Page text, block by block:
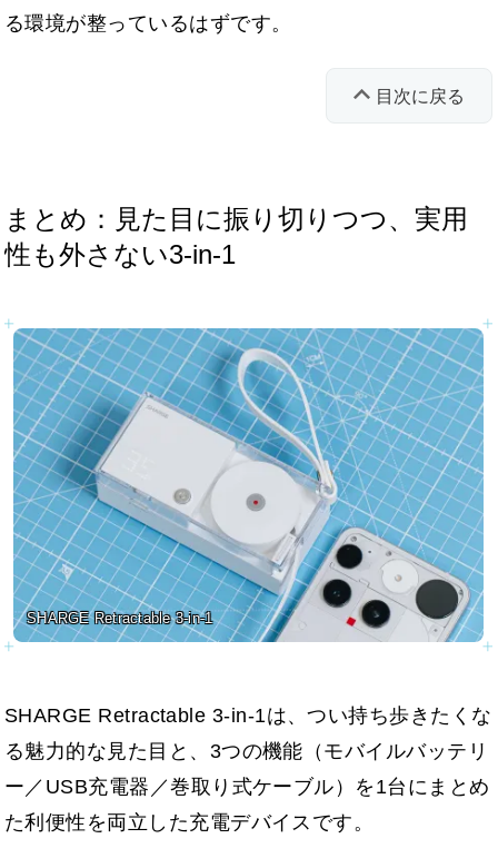
る環境が整っているはずです。
目次に戻る
まとめ：見た目に振り切りつつ、実用
性も外さない3-in-1
SHARGE Retractable 3-in-1
SHARGE Retractable 3-in-1は、つい持ち歩きたくな
る魅力的な見た目と、3つの機能（モバイルバッテリ
ー／USB充電器／巻取り式ケーブル）を1台にまとめ
た利便性を両立した充電デバイスです。